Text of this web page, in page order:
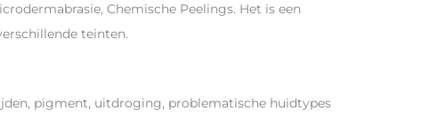
Chemische Peelings. Het is een
teinten.
pigment, uitdroging, problematische huidtypes